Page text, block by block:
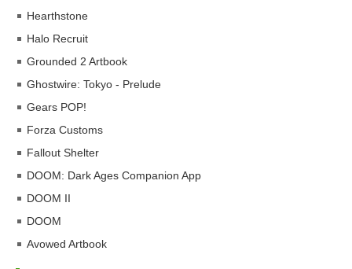
Hearthstone
Halo Recruit
Grounded 2 Artbook
Ghostwire: Tokyo - Prelude
Gears POP!
Forza Customs
Fallout Shelter
DOOM: Dark Ages Companion App
DOOM II
DOOM
Avowed Artbook